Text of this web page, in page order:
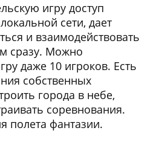
игру доступ
сети, дает
и взаимодействовать
сразу. Можно
даже 10 игроков. Есть
собственных
города в небе,
соревнования.
полета фантазии.